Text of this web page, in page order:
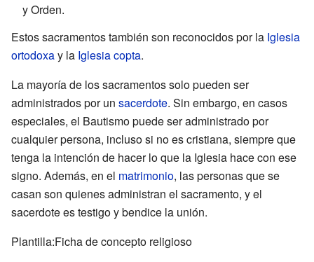
y Orden.
Estos sacramentos también son reconocidos por la Iglesia
ortodoxay la Iglesia copta.
La mayoría de los sacramentos solo pueden ser
administrados por un sacerdote. Sin embargo, en casos
especiales, el Bautismo puede ser administrado por
cualquier persona, incluso si no es cristiana, siempre que
tenga la intención de hacer lo que la Iglesia hace con ese
signo. Además, en el matrimonio, las personas que se
casan son quienes administran el sacramento, y el
sacerdote es testigo y bendice la unión.
Plantilla:Ficha de concepto religioso